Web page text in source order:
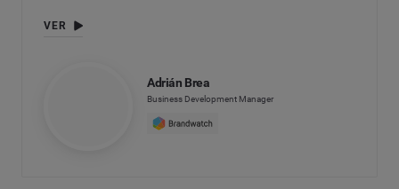
VER
Adrián Brea
Business Development Manager